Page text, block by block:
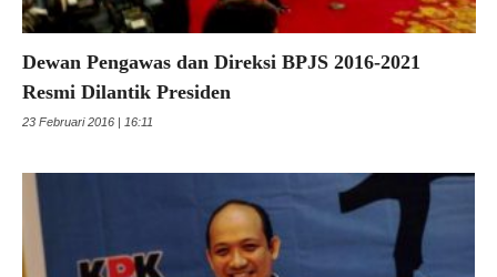
Dewan Pengawas dan Direksi BPJS 2016-2021
Resmi Dilantik Presiden
23 Februari 2016 | 16:11